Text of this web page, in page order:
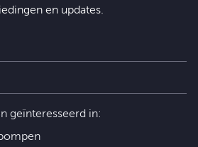
en updates.
geïnteresseerd in: